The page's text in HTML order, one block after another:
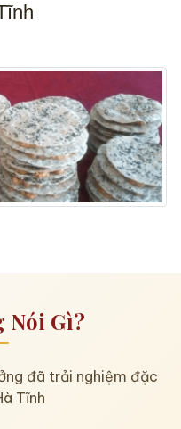
Nói Gì?
đã trải nghiệm đặc
Tĩnh